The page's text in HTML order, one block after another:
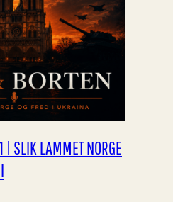
| SLIK LAMMET NORGE